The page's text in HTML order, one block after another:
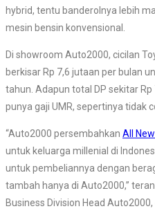
hybrid, tentu banderolnya lebih
mesin bensin konvensional.
Di showroom Auto2000, cicilan
berkisar Rp 7,6 jutaan per bulan
tahun. Adapun total DP sekitar
punya gaji UMR, sepertinya tidak
“Auto2000 persembahkan All
untuk keluarga millenial di
untuk pembeliannya dengan
tambah hanya di Auto2000,”
Business Division Head